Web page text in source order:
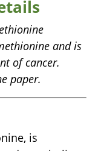
and is
of cancer.
paper.
is